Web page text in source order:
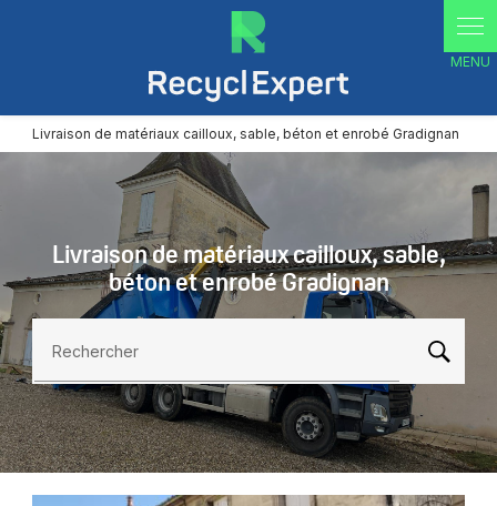
Livraison de matériaux cailloux, sable, béton et enrobé Gradignan
Livraison de matériaux cailloux, sable,
béton et enrobé Gradignan
Rechercher
Panneau de gestion des cookies